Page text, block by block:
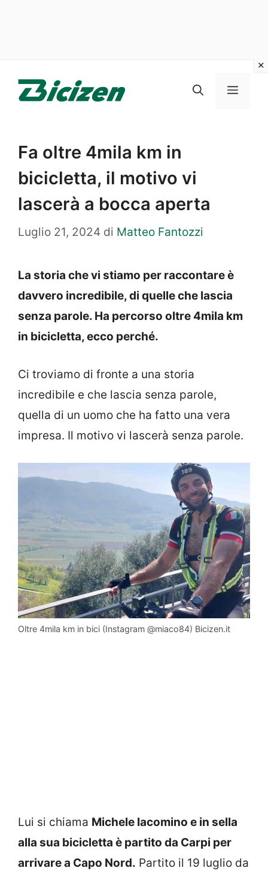
Menu
Fa oltre 4mila km in
bicicletta, il motivo vi
lascerà a bocca aperta
Luglio 21, 2024 di Matteo Fantozzi
La storia che vi stiamo per raccontare è
davvero incredibile, di quelle che lascia
senza parole. Ha percorso oltre 4mila km
in bicicletta, ecco perché.
Ci troviamo di fronte a una storia
incredibile e che lascia senza parole,
quella di un uomo che ha fatto una vera
impresa. Il motivo vi lascerà senza parole.
Oltre 4mila km in bici (Instagram @miaco84) Bicizen.it
Lui si chiama Michele Iacomino e in sella
alla sua bicicletta è partito da Carpi per
arrivare a Capo Nord. Partito il 19 luglio da